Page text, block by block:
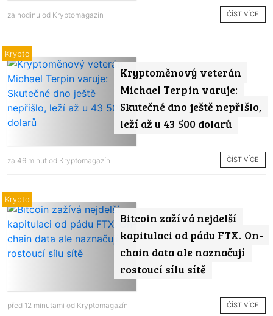
za hodinu od Kryptomagazín ČÍST VÍCE
Kryptoměnový veterán
Michael Terpin varuje:
Skutečné dno ještě nepřišlo,
leží až u 43 500 dolarů
Krypto
za 46 minut od Kryptomagazín ČÍST VÍCE
Bitcoin zažívá nejdelší
kapitulaci od pádu FTX. On-
chain data ale naznačují
rostoucí sílu sítě
Krypto
před 12 minutami od Kryptomagazín ČÍST VÍCE